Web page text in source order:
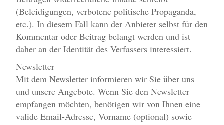
(Beleidigungen, verbotene politische Propaganda,
etc.). In diesem Fall kann der Anbieter selbst für den
Kommentar oder Beitrag belangt werden und ist
daher an der Identität des Verfassers interessiert.
Newsletter
Mit dem Newsletter informieren wir Sie über uns
und unsere Angebote. Wenn Sie den Newsletter
empfangen möchten, benötigen wir von Ihnen eine
valide Email-Adresse, Vorname (optional) sowie